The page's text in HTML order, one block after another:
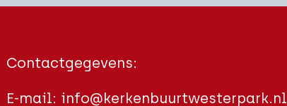
Contactgegevens:
E-mail: info@kerkenbuurtwesterpark.nl